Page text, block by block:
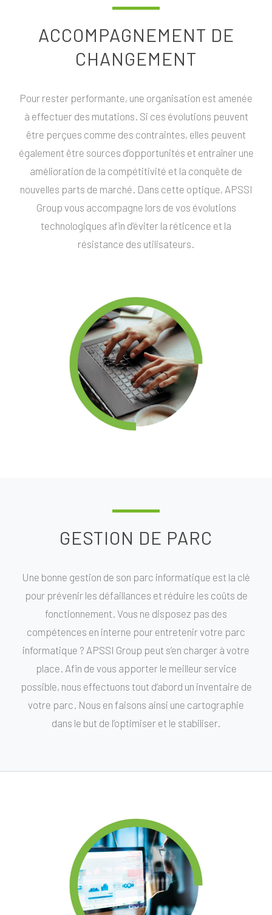
ACCOMPAGNEMENT DE
CHANGEMENT
Pour rester performante, une organisation est amenée
à effectuer des mutations. Si ces évolutions peuvent
être perçues comme des contraintes, elles peuvent
également être sources d’opportunités et entraîner une
amélioration de la compétitivité et la conquête de
nouvelles parts de marché. Dans cette optique, APSSI
Group vous accompagne lors de vos évolutions
technologiques afin d’éviter la réticence et la
résistance des utilisateurs.
GESTION DE PARC
Une bonne gestion de son parc informatique est la clé
pour prévenir les défaillances et réduire les coûts de
fonctionnement. Vous ne disposez pas des
compétences en interne pour entretenir votre parc
informatique ? APSSI Group peut s’en charger à votre
place. Afin de vous apporter le meilleur service
possible, nous effectuons tout d’abord un inventaire de
votre parc. Nous en faisons ainsi une cartographie
dans le but de l’optimiser et le stabiliser.